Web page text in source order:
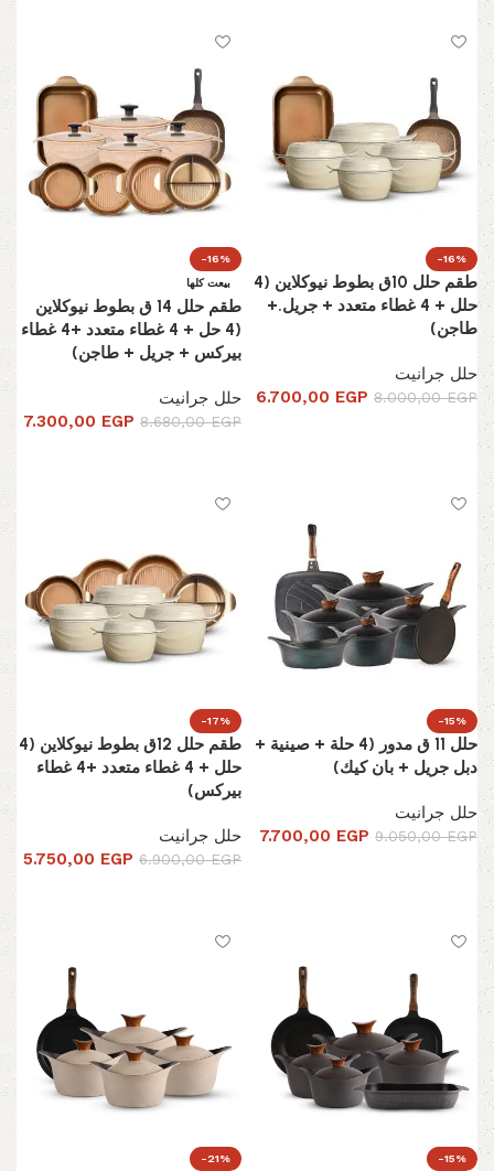
-16%
طقم حلل 10ق بطوط نيوكلاين (4
حلل + 4 غطاء متعدد + جريل.+
طاجن)
حلل جرانيت
8.000,00EGP
6.700,00 EGP
-16%
بيعت كلها
طقم حلل 14 ق بطوط نيوكلاين
(4 حل + 4 غطاء متعدد +4 غطاء
بيركس + جريل + طاجن)
حلل جرانيت
8.680,00EGP
7.300,00 EGP
-15%
حلل 11 ق مدور (4 حلة + صينية +
دبل جريل + بان كيك)
حلل جرانيت
9.050,00EGP
7.700,00 EGP
-17%
طقم حلل 12ق بطوط نيوكلاين (4
حلل + 4 غطاء متعدد +4 غطاء
بيركس)
حلل جرانيت
6.900,00EGP
5.750,00 EGP
-15%
-21%